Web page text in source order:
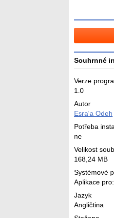
Verze
1.0
Autor
Esra'a Odeh
Potřeba
ne
Velikost
168,24 MB
Systémové
Aplikace
Jazyk
Angličtina